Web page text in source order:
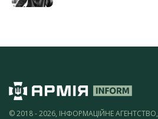
© 2018 - 2026, ІНФОРМАЦІЙНЕ АГЕНТСТВО,